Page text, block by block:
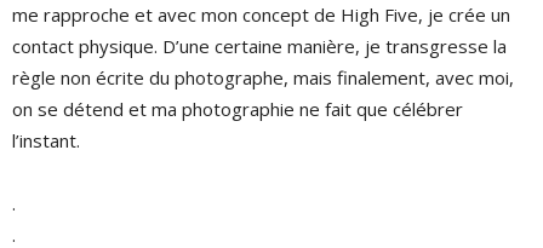
me rapproche et avec mon concept de High Five, je crée un
contact physique. D’une certaine manière, je transgresse la
règle non écrite du photographe, mais finalement, avec moi,
on se détend et ma photographie ne fait que célébrer
l’instant.
.
.